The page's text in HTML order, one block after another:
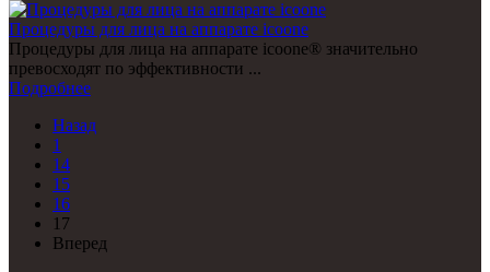
Процедуры для лица на аппарате icoone
Процедуры для лица на аппарате icoone® значительно
превосходят по эффективности ...
Подробнее
Назад
1
14
15
16
17
Вперед